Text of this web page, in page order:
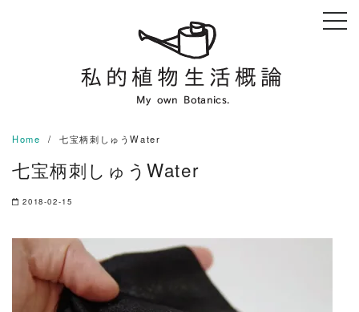
Home 七宝柄刺しゅうWater
七宝柄刺しゅうWater
2018-02-15